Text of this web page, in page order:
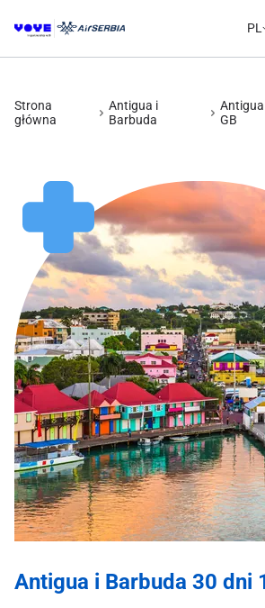
PL
Strona
główna
Antigua i
Barbuda
GB
Antigua i Barbuda 30 dni